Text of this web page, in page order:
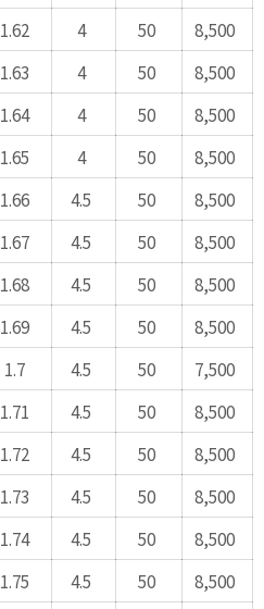
1.62 4 50
8,500
1.63 4 50
8,500
1.64 4 50
8,500
1.65 4 50
8,500
1.66 4.5 50
8,500
1.67 4.5 50
8,500
1.68 4.5 50
8,500
1.69 4.5 50
8,500
1.7 4.5 50
7,500
1.71 4.5 50
8,500
1.72 4.5 50
8,500
1.73 4.5 50
8,500
1.74 4.5 50
8,500
1.75 4.5 50
8,500